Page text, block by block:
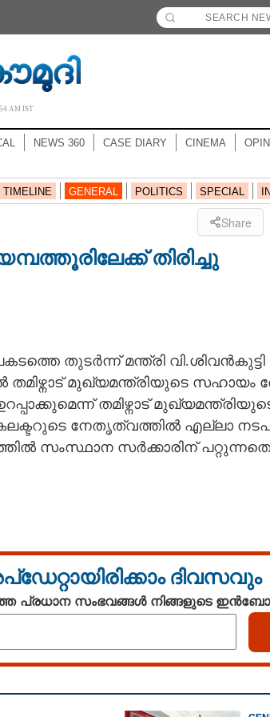
AM IST
NEWS 360 CASE DIARY CINEMA
TIMELINE GENERAL POLITICS SPECIAL
Share
തിരിച്ചു
തുടർന്ന് മന്ത്രി
തമിഴ്നാട് മുഖ്യമന്ത്രിയുടെ സഹായം
തമിഴ്നാട്
നേതൃത്വത്തിൽ എല്ലാ
സംസ്ഥാന സർക്കാരിന്
ദിവസവും
പ്രധാന സംഭവങ്ങൾ നിങ്ങളുടെ